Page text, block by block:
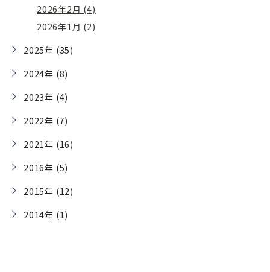
2026年2月 (4)
2026年1月 (2)
2025年 (35)
2024年 (8)
2023年 (4)
2022年 (7)
2021年 (16)
2016年 (5)
2015年 (12)
2014年 (1)